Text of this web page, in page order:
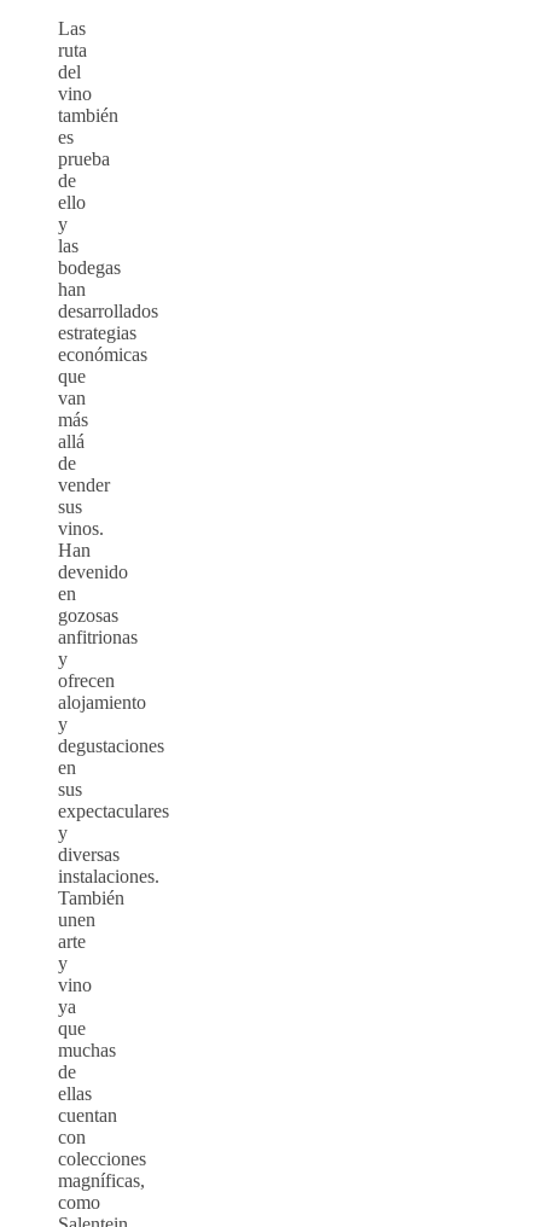
Las
ruta
del
vino
también
es
prueba
de
ello
y
las
bodegas
han
desarrollados
estrategias
económicas
que
van
más
allá
de
vender
sus
vinos.
Han
devenido
en
gozosas
anfitrionas
y
ofrecen
alojamiento
y
degustaciones
en
sus
expectaculares
y
diversas
instalaciones.
También
unen
arte
y
vino
ya
que
muchas
de
ellas
cuentan
con
colecciones
magníficas,
como